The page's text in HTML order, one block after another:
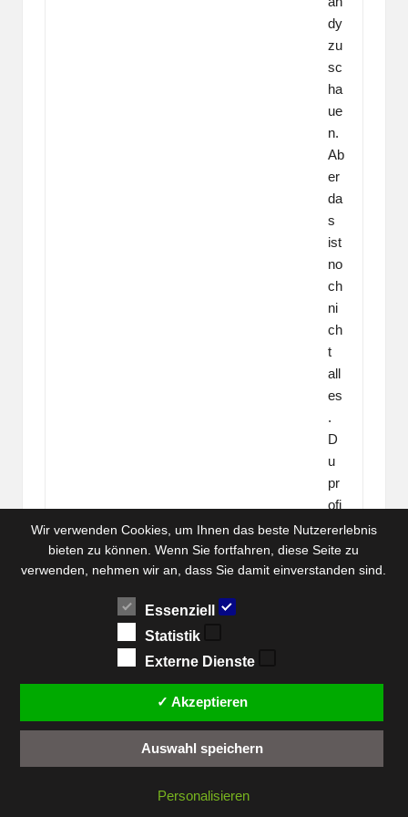
dy
zu
sc
ha
ue
n.
Ab
er
da
s
ist
no
ch
ni
ch
t
all
es
.
D
u
pr
ofi
tie
rst
vo
un
n
Wir verwenden Cookies, um Ihnen das beste Nutzererlebnis
bieten zu können. Wenn Sie fortfahren, diese Seite zu
verwenden, nehmen wir an, dass Sie damit einverstanden sind.
Essenziell
Statistik
Externe Dienste
✓ Akzeptieren
Auswahl speichern
Personalisieren